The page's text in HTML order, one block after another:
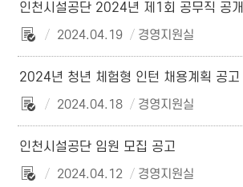
2024.04.19
경영지원실
2024년 청년 체험형 인턴 채용계획 공고
2024.04.18
경영지원실
인천시설공단 임원 모집 공고
2024.04.12
경영지원실